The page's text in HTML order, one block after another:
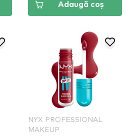
Adaugă coș
NYX PROFESSIONAL
MAKEUP